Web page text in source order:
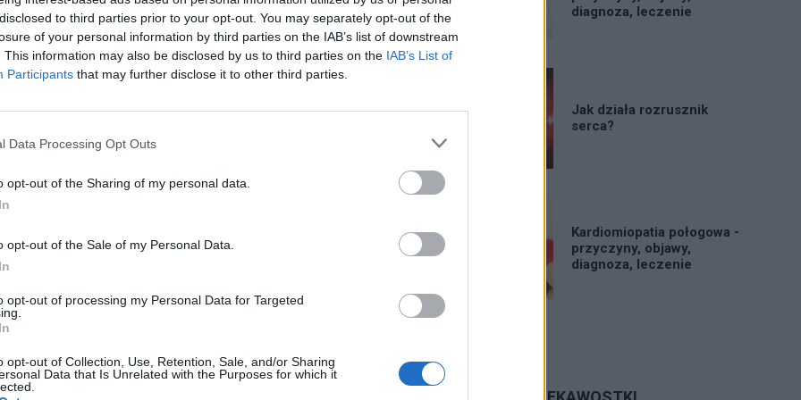
to third parties prior to your opt-out. You may separately opt-out of the
of your personal information by third parties on the IAB’s list of downstream
This information may also be disclosed by us to third parties on the IAB’s List of
Participants that may further disclose it to other third parties.
Data Processing Opt Outs
opt-out of the Sharing of my personal data.
opt-out of the Sale of my Personal Data.
opt-out of processing my Personal Data for Targeted
opt-out of Collection, Use, Retention, Sale, and/or Sharing
Data that Is Unrelated with the Purposes for which it
wynik z EKG . Z góry dziękuję .
zakwalifikowany do operacji zatok która mam w
przegrodę , ostatnio zauważyłem że mi puls
np było 97 ciśnienie w miarę ok bo 134/80 , ale byłem
EKG wporzadku ciśnienie u niej było 150/84 i 80 pulsu
mięsień sercowy, zleciła mi nebilet , kupiłem ten
wina tych moich chorych zatok . Czy jest ktoś w
alkoholu
skutkami. Ostatnio zdecydowałem się na leczenie
zdiagnozował "extra heart beats". Odczuwam to tak
diagnoza, leczenie
Jak działa rozrusznik
serca?
Kardiomiopatia połogowa -
przyczyny, objawy,
diagnoza, leczenie